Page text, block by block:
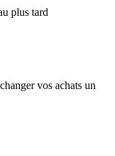
plus tard
vos achats un